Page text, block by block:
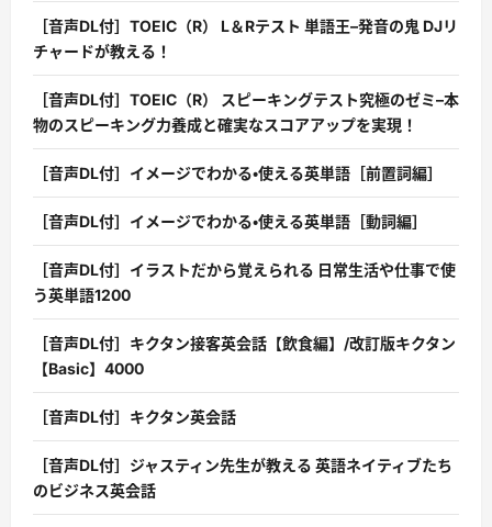
［音声DL付］TOEIC（R） L＆Rテスト 単語王–発音の鬼 DJリ
チャードが教える！
［音声DL付］TOEIC（R） スピーキングテスト究極のゼミ–本
物のスピーキング力養成と確実なスコアアップを実現！
［音声DL付］イメージでわかる・使える英単語［前置詞編］
［音声DL付］イメージでわかる・使える英単語［動詞編］
［音声DL付］イラストだから覚えられる 日常生活や仕事で使
う英単語1200
［音声DL付］キクタン接客英会話【飲食編】/改訂版キクタン
【Basic】4000
［音声DL付］キクタン英会話
［音声DL付］ジャスティン先生が教える 英語ネイティブたち
のビジネス英会話